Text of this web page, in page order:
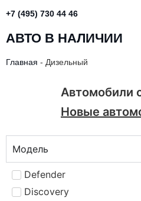
+7 (495) 730 44 46
АВТО В НАЛИЧИИ
Главная - Дизельный
Автомобили
Новые
Модель
Defender
Discovery